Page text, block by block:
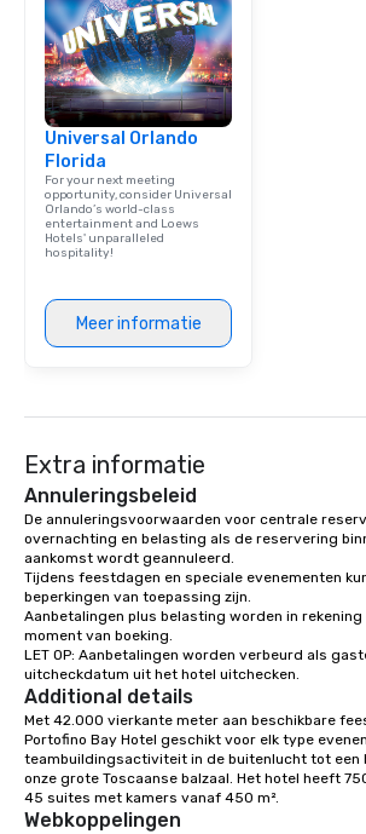
Universal Orlando
Florida
For your next meeting
opportunity, consider Universal
Orlando’s world-class
entertainment and Loews
Hotels' unparalleled
hospitality!
Meer informatie
Extra informatie
Annuleringsbeleid
De annuleringsvoorwaarden voor centrale
overnachting en belasting als de reservering
aankomst wordt geannuleerd.
Tijdens feestdagen en speciale evenementen
beperkingen van toepassing zijn.
Aanbetalingen plus belasting worden in
moment van boeking.
LET OP: Aanbetalingen worden verbeurd als
uitcheckdatum uit het hotel uitchecken.
Additional details
Met 42.000 vierkante meter aan beschikbare
Portofino Bay Hotel geschikt voor elk type
teambuildingsactiviteit in de buitenlucht tot een
onze grote Toscaanse balzaal. Het hotel heeft
45 suites met kamers vanaf 450 m².
Webkoppelingen